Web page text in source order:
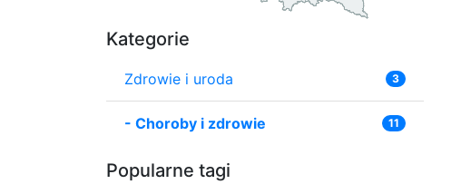
Kategorie
Zdrowie i uroda 3
- Choroby i zdrowie 11
Popularne tagi